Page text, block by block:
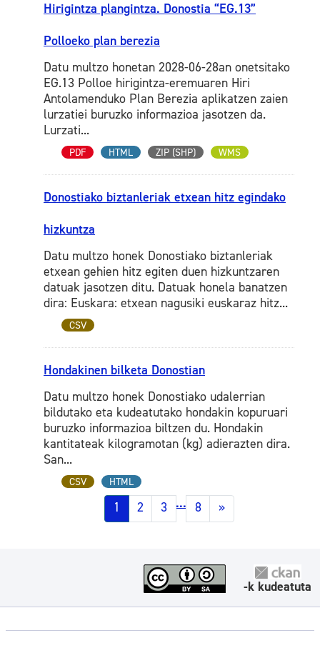
Hirigintza plangintza. Donostia “EG.13”
Polloeko plan berezia
Datu multzo honetan 2028-06-28an onetsitako
EG.13 Polloe hirigintza-eremuaren Hiri
Antolamenduko Plan Berezia aplikatzen zaien
lurzatiei buruzko informazioa jasotzen da.
Lurzati...
PDF HTML ZIP (SHP) WMS
Donostiako biztanleriak etxean hitz egindako
hizkuntza
Datu multzo honek Donostiako biztanleriak
etxean gehien hitz egiten duen hizkuntzaren
datuak jasotzen ditu. Datuak honela banatzen
dira: Euskara: etxean nagusiki euskaraz hitz...
CSV
Hondakinen bilketa Donostian
Datu multzo honek Donostiako udalerrian
bildutako eta kudeatutako hondakin kopuruari
buruzko informazioa biltzen du. Hondakin
kantitateak kilogramotan (kg) adierazten dira.
San...
CSV HTML
1 2 3 ... 8 »
-k kudeatuta